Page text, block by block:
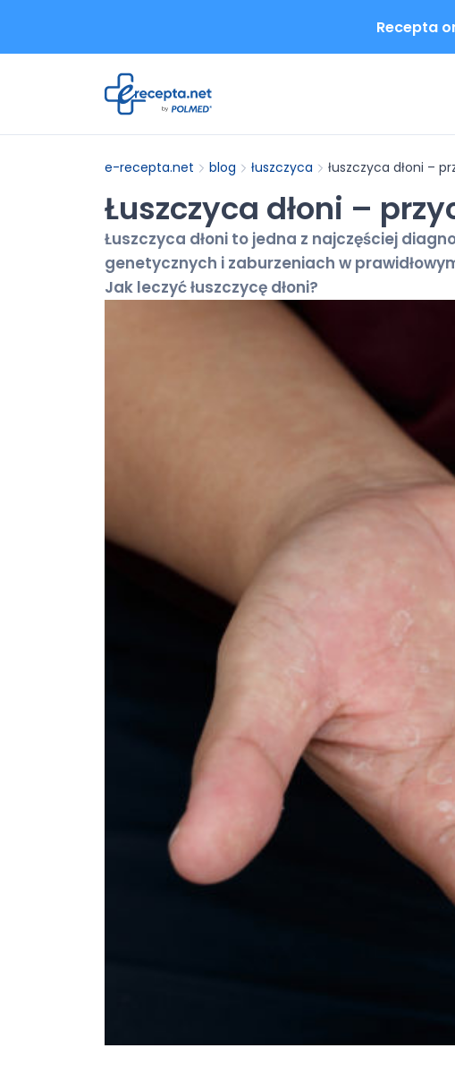
Recepta
e-recepta.net blog łuszczyca łuszczyca dłoni –
Łuszczyca dłoni –
Łuszczyca dłoni to jedna z najczęściej
genetycznych i zaburzeniach w
Jak leczyć łuszczycę dłoni?